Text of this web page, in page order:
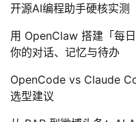
开源AI编程助手硬核实测
用 OpenClaw 搭建「每
你的对话、记忆与待办
OpenCode vs Claude
选型建议